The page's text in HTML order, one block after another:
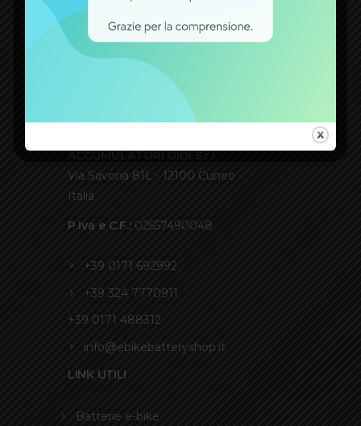
ACCUMULATORI GIDI S.r.l.
Via Savona 81L - 12100 Cuneo -
Italia
P.Iva e C.F.: 02557490048
+39 0171 692992
+39 324 7770911
+39 0171 488312
info@ebikebatteryshop.it
LINK UTILI
Batterie e-bike